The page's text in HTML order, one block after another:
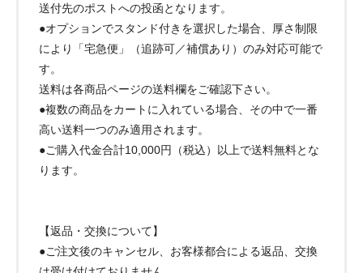
送付先のポストへの投函となります。
●オプションでスタンド付きを選択した場合、厚さ制限
により「宅急便」（追跡可／補償あり）のみ対応可能で
す。
送料は各商品ページの送料欄をご確認下さい。
●複数の商品をカートに入れている場合、その中で一番
高い送料一つのみ適用されます。
●ご購入代金合計10,000円（税込）以上で送料無料とな
ります。
【返品・交換について】
●ご注文後のキャンセル、お客様都合による返品、交換